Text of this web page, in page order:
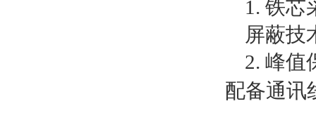
1. 铁芯
屏蔽技
2. 峰值
配备通讯